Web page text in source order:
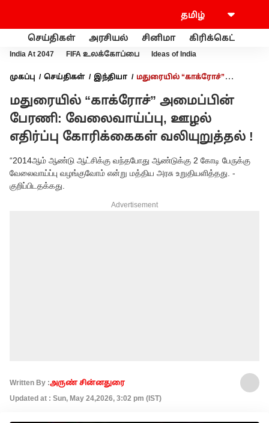
செய்திகள் அரசியல் சினிமா கிரிக்கெட்
India At 2047 FIFA உலக்கோப்பை Ideas of India
முகப்பு செய்திகள் இந்தியா
மதுரையில் “காக்ரோச்”
கோரிக்கைகள் வலியுறுத்தல் !
மதுரையில் “காக்ரோச்” அமைப்பின்
பேரணி: வேலைவாய்ப்பு, ஊழல்
எதிர்ப்பு கோரிக்கைகள் வலியுறுத்தல் !
“2014ஆம் ஆண்டு ஆட்சிக்கு வந்தபோது ஆண்டுக்கு 2 கோடி பேருக்கு
வேலைவாய்ப்பு வழங்குவோம் என்று மத்திய அரசு உறுதியளித்தது. -
குறிப்பிடதக்கது.
Advertisement
Written By :அருண் சின்னதுரை
Updated at : Sun, May 24,2026, 3:02 pm (IST)